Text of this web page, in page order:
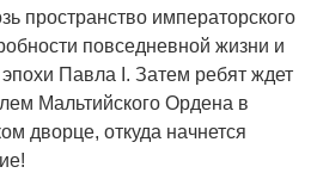
пространство императорского
повседневной жизни и
Павла I. Затем ребят ждет
Мальтийского Ордена в
дворце, откуда начнется